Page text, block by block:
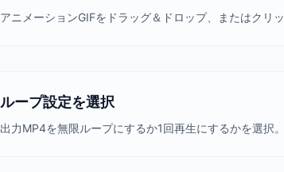
アニメーションGIFをドラッグ＆ドロップ、またはクリ
ループ設定を選択
出力MP4を無限ループにするか1回再生にするかを選択